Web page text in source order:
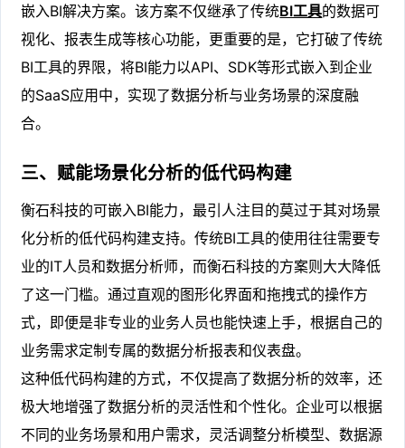
嵌入BI解决方案。该方案不仅继承了传统BI工具的数据可
视化、报表生成等核心功能，更重要的是，它打破了传统
BI工具的界限，将BI能力以API、SDK等形式嵌入到企业
的SaaS应用中，实现了数据分析与业务场景的深度融
合。
三、赋能场景化分析的低代码构建
衡石科技的可嵌入BI能力，最引人注目的莫过于其对场景
化分析的低代码构建支持。传统BI工具的使用往往需要专
业的IT人员和数据分析师，而衡石科技的方案则大大降低
了这一门槛。通过直观的图形化界面和拖拽式的操作方
式，即便是非专业的业务人员也能快速上手，根据自己的
业务需求定制专属的数据分析报表和仪表盘。
这种低代码构建的方式，不仅提高了数据分析的效率，还
极大地增强了数据分析的灵活性和个性化。企业可以根据
不同的业务场景和用户需求，灵活调整分析模型、数据源